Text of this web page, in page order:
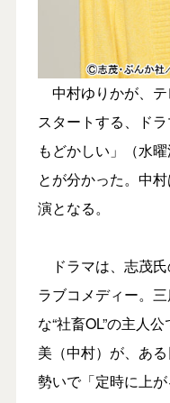
中村ゆりかが、
スタートする、ド
もどかしい」（水
とが分かった。中
演となる。
ドラマは、志茂
ラブコメディー。
な“社畜OL”の主人
美（中村）が、あ
勢いで「定時に上